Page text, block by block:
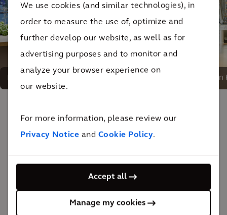
We use cookies (and similar technologies), in
order to measure the use of, optimize and
further develop our website, as well as for
advertising purposes and to monitor and
analyze your browser experience on
our website.
For more information, please review our
Privacy Notice and Cookie Policy.
Accept all
Manage my cookies
Eine Arbeitswelt für den freien Austausch von Ideen
Das Ergebnis
neuen Z-Life wächst der Campus auf eine Fläche von
37.000 Quadratmetern.
60 Millionen